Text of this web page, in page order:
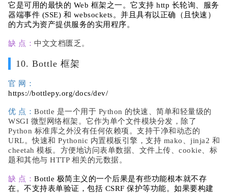
它是可用的最快的 Web 框架之一。它支持 http 长轮询、服务
器端事件 (SSE) 和 websockets。并且具有以正确（且快速）
的方式为资产提供服务的实用程序。
缺 点： 中文文档匮乏。
10. Bottle 框架
官 网：
https://bottlepy.org/docs/dev/
优 点： Bottle 是一个用于 Python 的快速、简单和轻量级的
WSGI 微型网络框架。它作为单个文件模块分发，除了
Python 标准库之外没有任何依赖项。支持干净和动态的
URL。快速和 Pythonic 内置模板引擎，支持 mako、jinja2 和
cheetah 模板。方便地访问表单数据、文件上传、cookie、标
题和其他与 HTTP 相关的元数据。
缺 点： Bottle 极简主义的一个后果是有些功能根本就不存
在。不支持表单验证，包括 CSRF 保护等功能。如果要构建